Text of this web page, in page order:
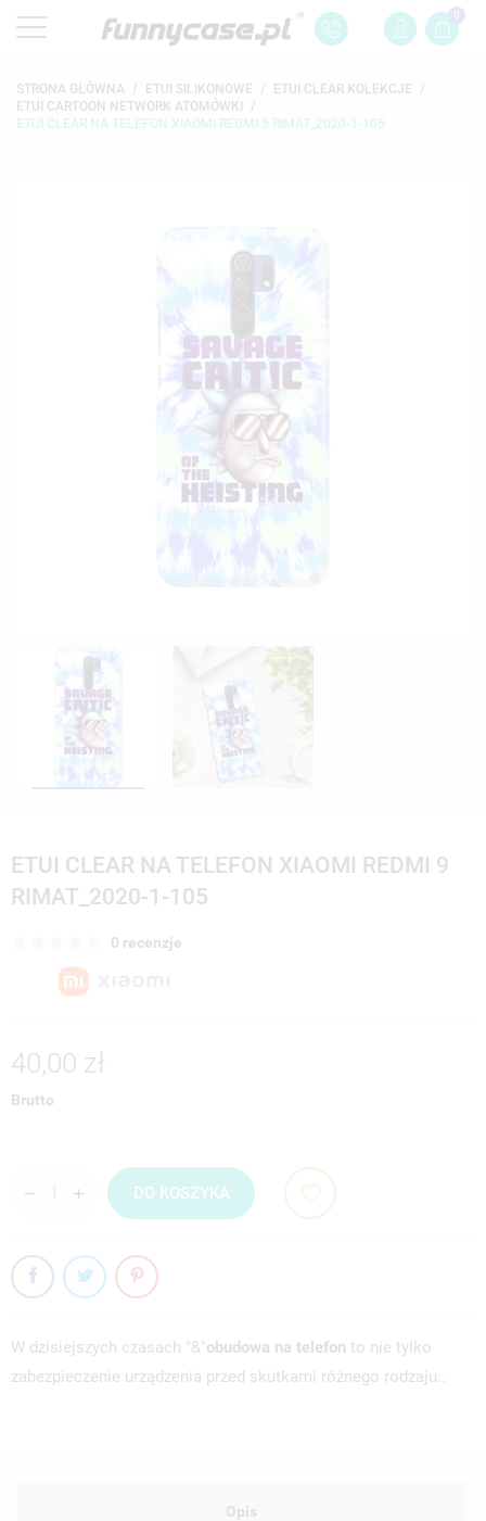
0
STRONA GŁÓWNA ETUI SILIKONOWE
ETUI CLEAR KOLEKCJE
ETUI CARTOON NETWORK ATOMÓWKI
ETUI CLEAR NA TELEFON XIAOMI REDMI 9 RIMAT_2020-1-105
ETUI CLEAR NA TELEFON XIAOMI REDMI 9
RIMAT_2020-1-105
0 recenzje
40,00 zł
Brutto
DO KOSZYKA
W dzisiejszych czasach "&"obudowa na telefon to nie tylko
zabezpieczenie urządzenia przed skutkami różnego rodzaju..
Opis